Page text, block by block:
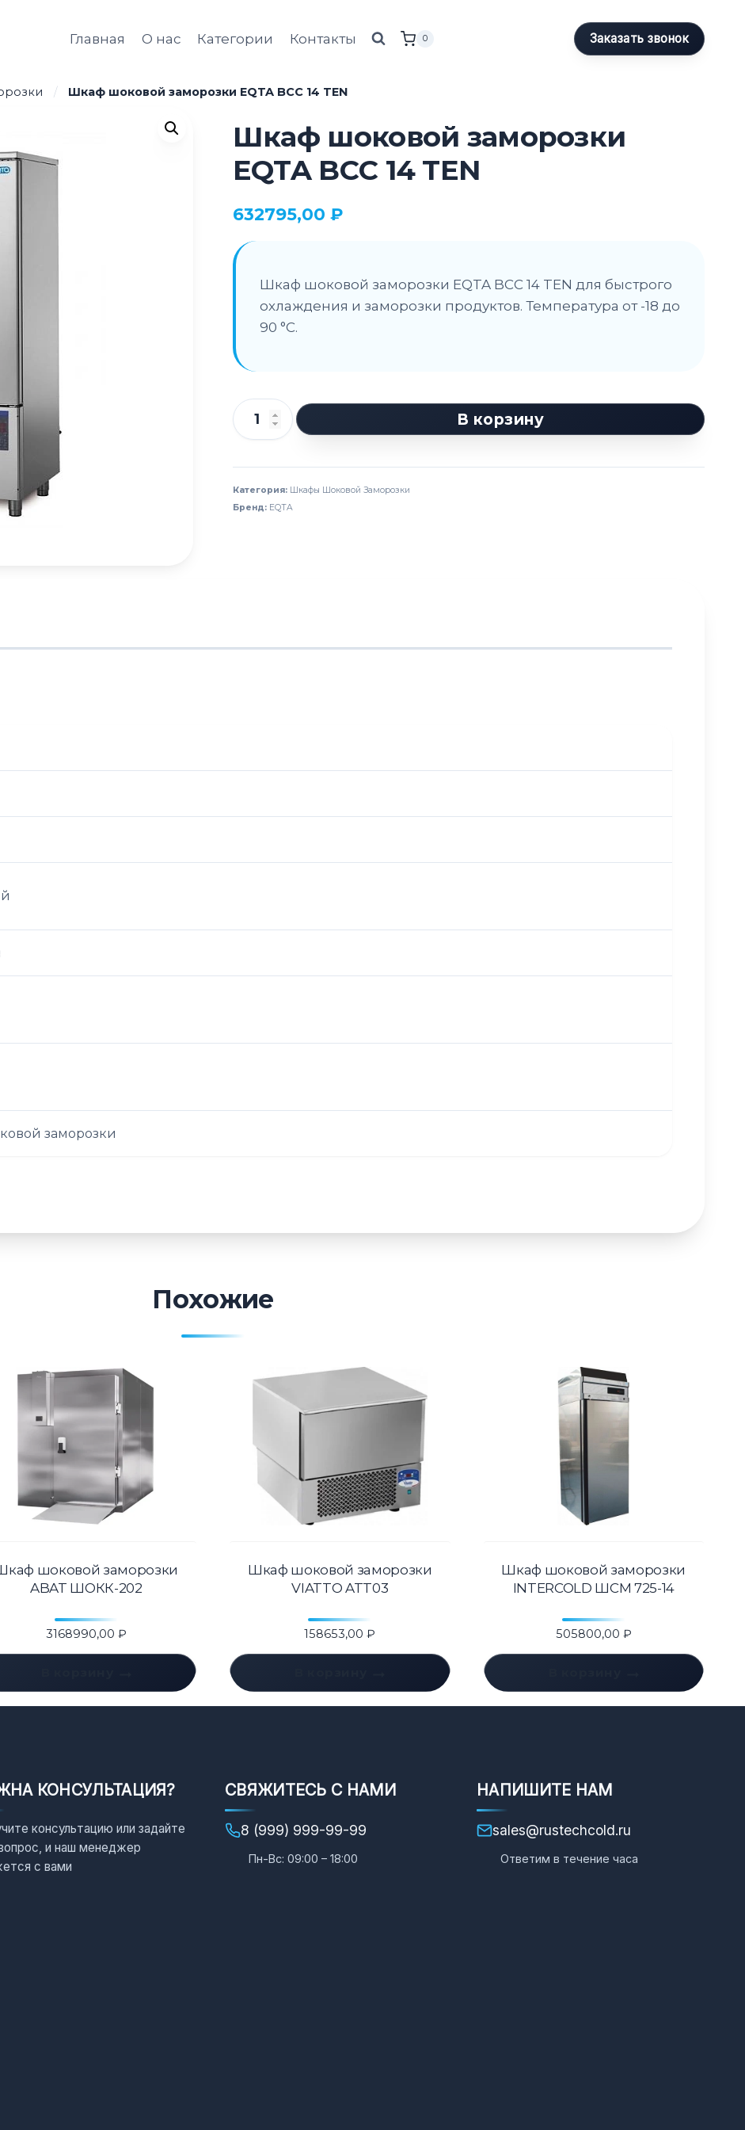
Главная О нас Категории Контакты 0 Заказать звонок
/ Шкаф шоковой заморозки EQTA BCС 14 TEN
Шкаф шоковой заморозки
EQTA BCС 14 TEN
632795,00 ₽
Шкаф шоковой заморозки EQTA BCС 14 TEN для быстрого
охлаждения и заморозки продуктов. Температура от -18 до
90 °С.
Количество
Шкаф
шоковой
заморозки
В корзину
Категория: Шкафы Шоковой Заморозки
Бренд: EQTA
заморозки
Похожие
шоковой заморозки
ABAT ШОКК-202
3168990,00 ₽
Шкаф шоковой заморозки
VIATTO ATT03
158653,00₽
Шкаф шоковой заморозки
INTERCOLD ШСМ 725-14
505800,00 ₽
КОНСУЛЬТАЦИЯ?
консультацию или задайте
и наш менеджер
с вами
СВЯЖИТЕСЬ С НАМИ
8 (999) 999-99-99
Пн-Вс: 09:00 – 18:00
НАПИШИТЕ НАМ
sales@rustechcold.ru
Ответим в течение часа